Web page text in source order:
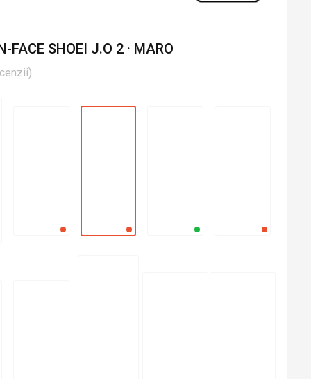
FACE SHOEI J.O 2 · MARO
)